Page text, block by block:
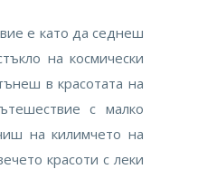
е като да седнеш
на космически
в красотата на
с малко
на килимчето на
красоти с леки